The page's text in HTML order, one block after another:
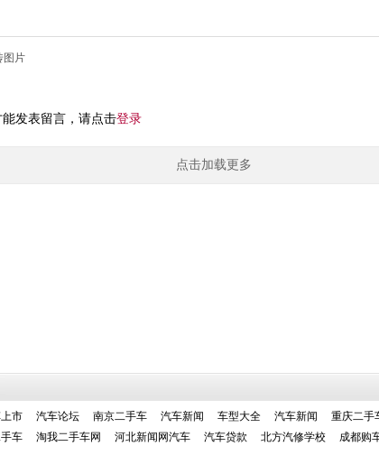
图片
发表留言，请点击登录
点击加载更多
市 汽车论坛 南京二手车 汽车新闻 车型大全 汽车新闻 重庆二手
车 淘我二手车网 河北新闻网汽车 汽车贷款 北方汽修学校 成都购